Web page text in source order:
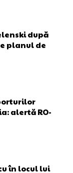
după
planul de
alertă RO-
în locul lui